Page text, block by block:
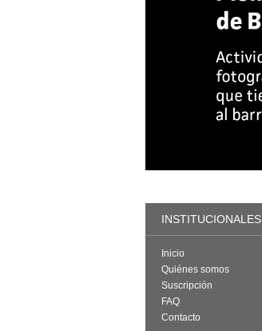
INSTITUCIONALES
Inicio
Quiénes somos
Suscripción
FAQ
Contacto